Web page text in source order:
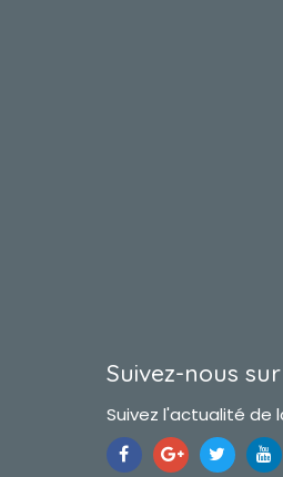
Suivez-nous
Suivez l'actualité de